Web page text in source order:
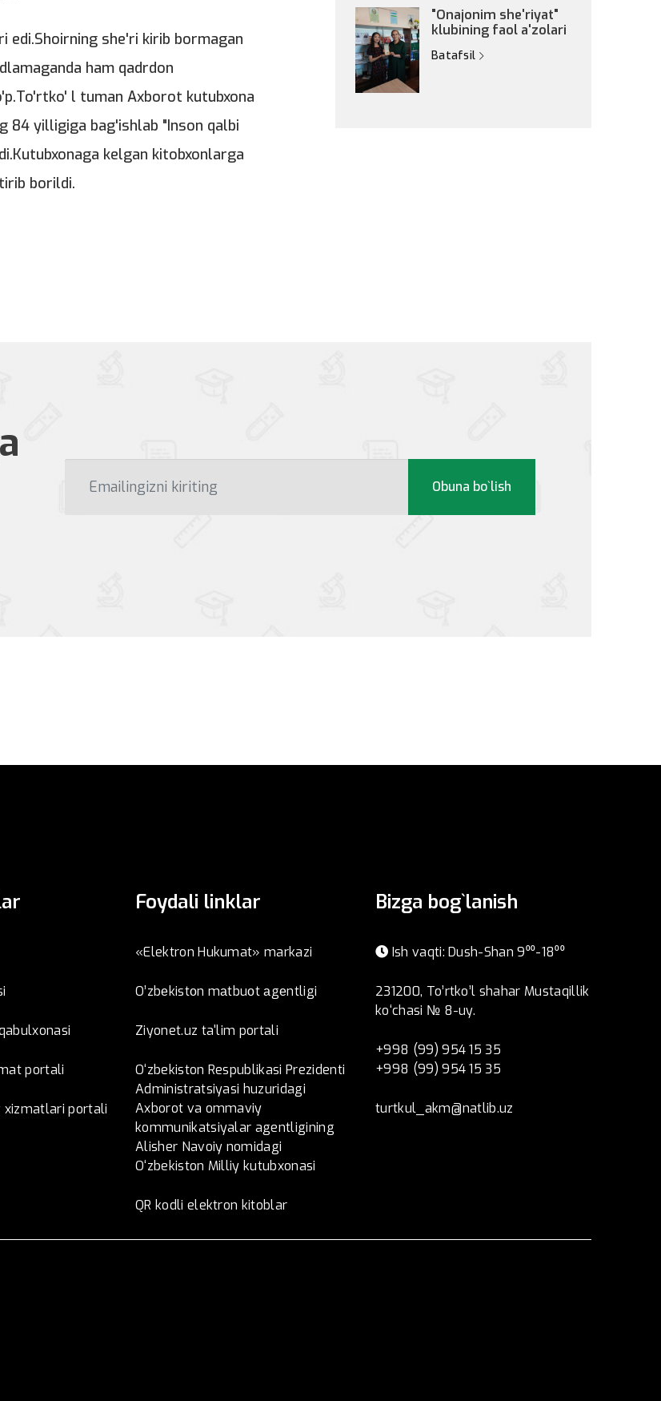
edi.Shoirning she'ri kirib bormagan
ham qadrdon
l tuman Axborot kutubxona
84 yilligiga bag'ishlab "Inson qalbi
kelgan kitobxonlarga
borildi.
"Onajonim she'riyat"
klubining faol a'zolari
Batafsil
Obuna bo`lish
portali
xizmatlari portali
Foydali linklar
«Elektron Hukumat» markazi
O’zbеkistоn mаtbuоt аgеntligi
Ziyonet.uz ta'lim portali
O‘zbekiston Respublikasi Prezidenti
Administratsiyasi huzuridagi
Axborot va ommaviy
kommunikatsiyalar agentligining
Alisher Navoiy nomidagi
O‘zbekiston Milliy kutubxonasi
QR kodli elektron kitoblar
Bizga bog`lanish
Ish vaqti: Dush-Shan 9⁰⁰-18⁰⁰
231200, To’rtko’l shahar Mustaqillik
ko‘chasi № 8-uy.
+998 (99) 954 15 35
+998 (99) 954 15 35
turtkul_akm@natlib.uz